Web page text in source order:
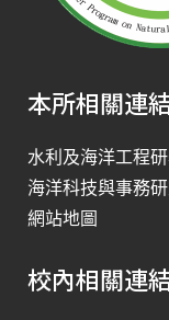
本所相關連
水利及海洋工程
海洋科技與事務
網站地圖
校內相關連